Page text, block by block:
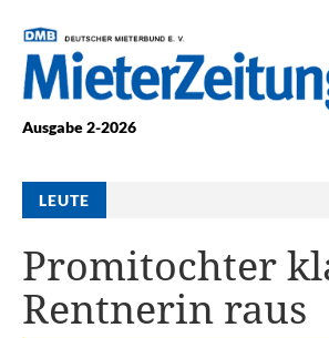
Ausgabe 2-2026
LEUTE
Promitochter
Rentnerin raus